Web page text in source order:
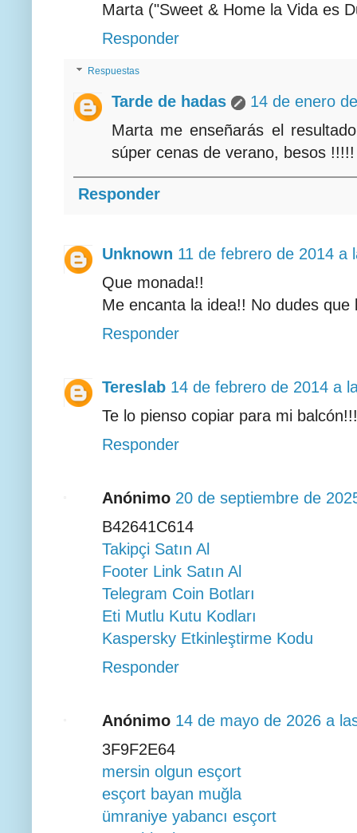
Marta ("Sweet & Home la Vida es
Responder
Respuestas
Tarde de hadas
14 de enero
Marta me enseñarás el
súper cenas de verano, besos !!!!!
Responder
Unknown 11 de febrero de 2014 a
Que monada!!
Me encanta la idea!! No dudes
Responder
Tereslab 14 de febrero de 2014 a
Te lo pienso copiar para mi
Responder
Anónimo 20 de septiembre de
B42641C614
Takipçi Satın Al
Footer Link Satın Al
Telegram Coin Botları
Eti Mutlu Kutu Kodları
Kaspersky Etkinleştirme Kodu
Responder
Anónimo 14 de mayo de 2026 a
3F9F2E64
mersin olgun esçort
esçort bayan muğla
ümraniye yabancı esçort